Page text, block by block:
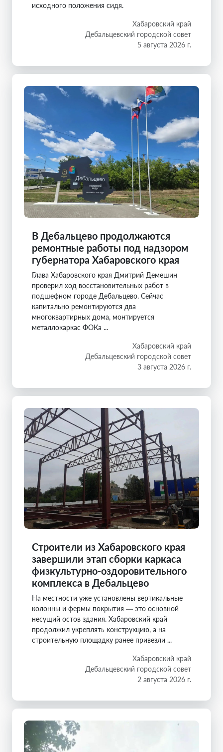
исходного положения сидя.
Хабаровский край
Дебальцевский городской совет
5 августа 2026 г.
В Дебальцево продолжаются
ремонтные работы под надзором
губернатора Хабаровского края
Глава Хабаровского края Дмитрий Демешин
проверил ход восстановительных работ в
подшефном городе Дебальцево. Сейчас
капитально ремонтируются два
многоквартирных дома, монтируется
металлокаркас ФОКа ...
Хабаровский край
Дебальцевский городской совет
3 августа 2026 г.
Строители из Хабаровского края
завершили этап сборки каркаса
физкультурно-оздоровительного
комплекса в Дебальцево
На местности уже установлены вертикальные
колонны и фермы покрытия — это основной
несущий остов здания. Хабаровский край
продолжил укреплять конструкцию, а на
строительную площадку ранее привезли ...
Хабаровский край
Дебальцевский городской совет
2 августа 2026 г.